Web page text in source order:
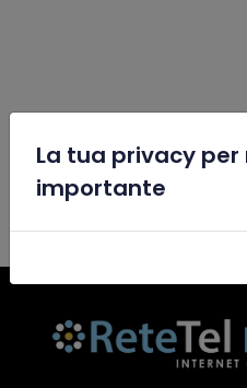
La tua privacy per
importante